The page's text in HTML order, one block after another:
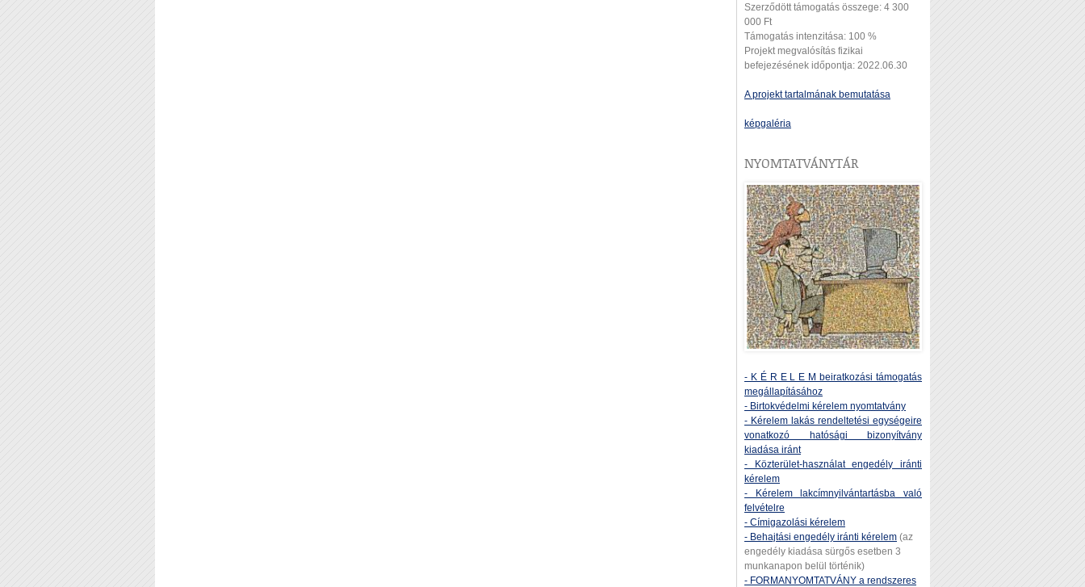
Szerződött támogatás összege: 4 300
000 Ft
Támogatás intenzitása: 100 %
Projekt megvalósítás fizikai
befejezésének időpontja: 2022.06.30
A projekt tartalmának bemutatása
képgaléria
NYOMTATVÁNYTÁR
- K É R E L E M beiratkozási támogatás
megállapításához
- Birtokvédelmi kérelem nyomtatvány
- Kérelem lakás rendeltetési egységeire
vonatkozó hatósági bizonyítvány
kiadása iránt
- Közterület-használat engedély iránti
kérelem
- Kérelem lakcímnyilvántartásba való
felvételre
- Címigazolási kérelem
- Behajtási engedély iránti kérelem (az
engedély kiadása sürgős esetben 3
munkanapon belül történik)
- FORMANYOMTATVÁNY a rendszeres